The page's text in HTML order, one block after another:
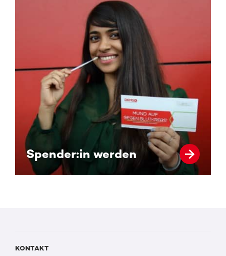
Spender:in werden
KONTAKT